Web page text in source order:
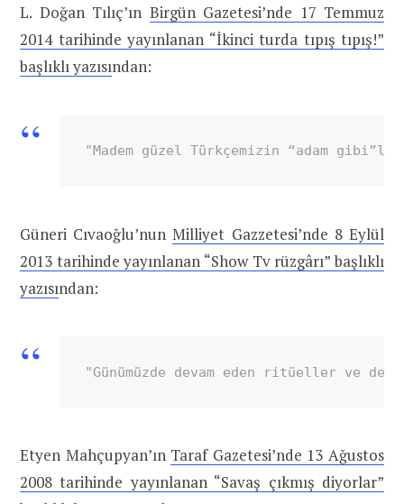
L. Doğan Tılıç’ın Birgün Gazetesi’nde 17 Temmuz
2014 tarihinde yayınlanan “İkinci turda tıpış tıpış!”
başlıklı yazısından:
"Madem güzel Türkçemizin “adam
Güneri Cıvaoğlu’nun Milliyet Gazzetesi’nde 8 Eylül
2013 tarihinde yayınlanan “Show Tv rüzgârı” başlıklı
yazısından:
"Günümüzde devam eden ritüeller ve
Etyen Mahçupyan’ın Taraf Gazetesi’nde 13 Ağustos
2008 tarihinde yayınlanan “Savaş çıkmış diyorlar”